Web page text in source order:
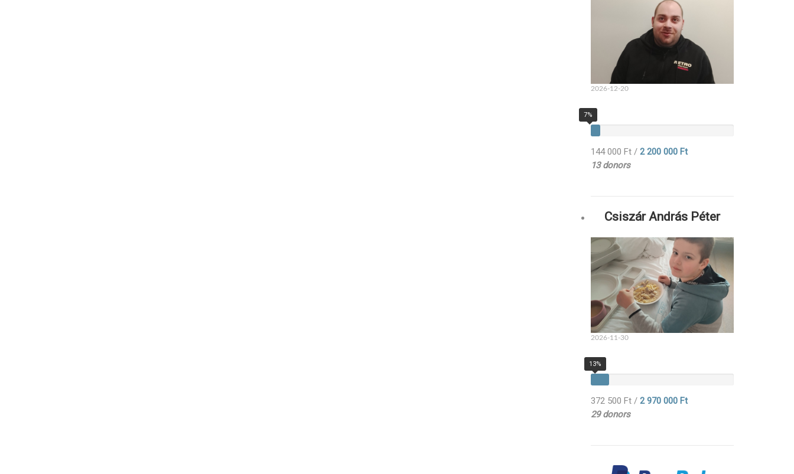
2026-12-20
7%
144 000 Ft/ 2 200 000 Ft
13 donors
Csiszár András Péter
2026-11-30
13%
372 500 Ft/ 2 970 000 Ft
29 donors